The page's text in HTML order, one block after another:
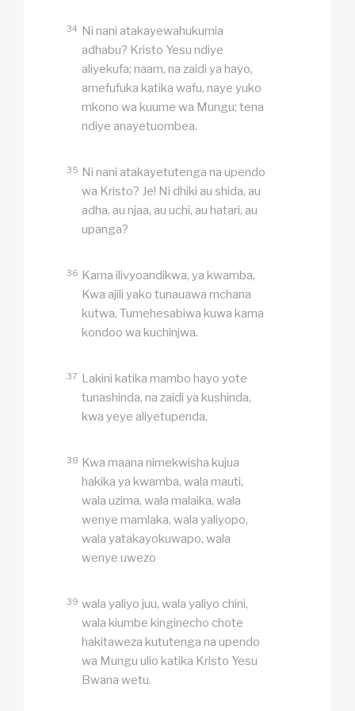
34 Ni nani atakayewahukumia
adhabu? Kristo Yesu ndiye
aliyekufa; naam, na zaidi ya hayo,
amefufuka katika wafu, naye yuko
mkono wa kuume wa Mungu; tena
ndiye anayetuombea.
35 Ni nani atakayetutenga na upendo
wa Kristo? Je! Ni dhiki au shida, au
adha, au njaa, au uchi, au hatari, au
upanga?
36 Kama ilivyoandikwa, ya kwamba,
Kwa ajili yako tunauawa mchana
kutwa, Tumehesabiwa kuwa kama
kondoo wa kuchinjwa.
37 Lakini katika mambo hayo yote
tunashinda, na zaidi ya kushinda,
kwa yeye aliyetupenda.
38 Kwa maana nimekwisha kujua
hakika ya kwamba, wala mauti,
wala uzima, wala malaika, wala
wenye mamlaka, wala yaliyopo,
wala yatakayokuwapo, wala
wenye uwezo
39 wala yaliyo juu, wala yaliyo chini,
wala kiumbe kinginecho chote
hakitaweza kututenga na upendo
wa Mungu ulio katika Kristo Yesu
Bwana wetu.